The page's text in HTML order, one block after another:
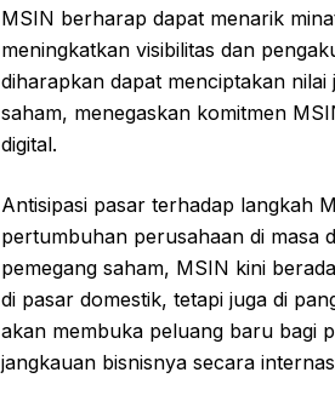
MSIN berharap dapat menarik
meningkatkan visibilitas dan
diharapkan dapat menciptakan
saham, menegaskan komitmen
digital.
Antisipasi pasar terhadap langkah
pertumbuhan perusahaan di masa
pemegang saham, MSIN kini
di pasar domestik, tetapi juga di
akan membuka peluang baru bagi
jangkauan bisnisnya secara